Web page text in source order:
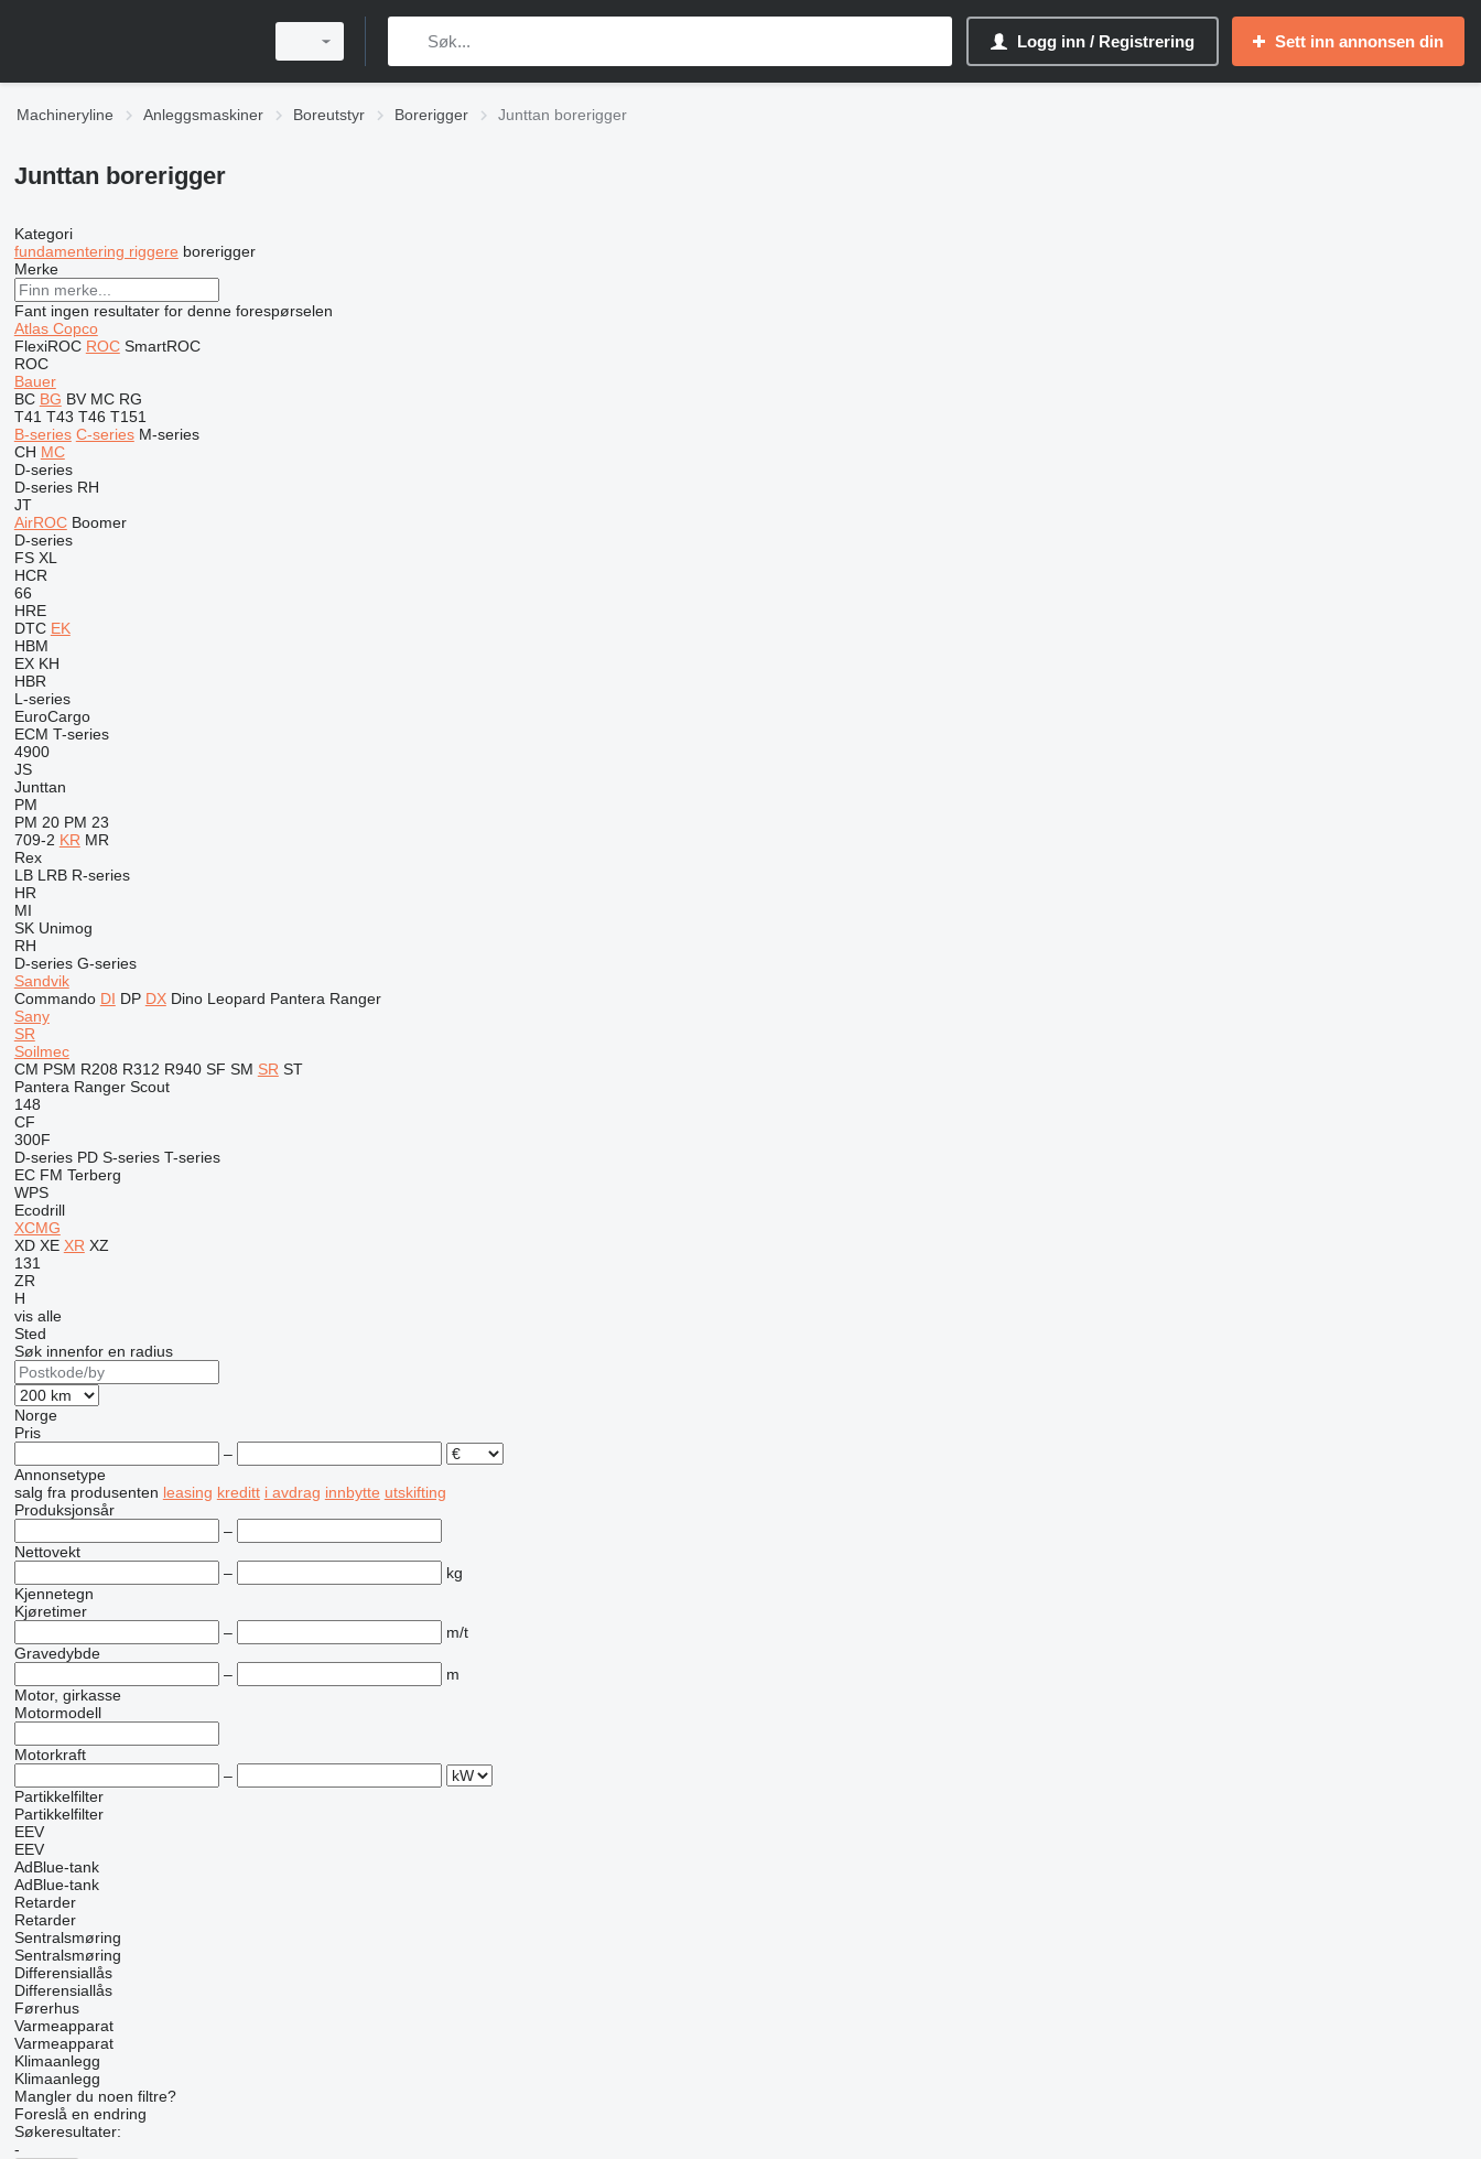
Logg inn / Registrering Sett inn annonsen din
Machineryline Anleggsmaskiner Boreutstyr Borerigger Junttan borerigger
Junttan borerigger
Kategori
fundamentering riggere borerigger
Merke
Fant ingen resultater for denne forespørselen
Atlas Copco
FlexiROC ROC SmartROC
ROC
Bauer
BC BG BV MC RG
T41 T43 T46 T151
B-series C-series M-series
CH MC
D-series
D-series RH
JT
AirROC Boomer
D-series
FS XL
HCR
66
HRE
DTC EK
HBM
EX KH
HBR
L-series
EuroCargo
ECM T-series
4900
JS
Junttan
PM
PM 20 PM 23
709-2 KR MR
Rex
LB LRB R-series
HR
MI
SK Unimog
RH
D-series G-series
Sandvik
Commando DI DP DX Dino Leopard Pantera Ranger
Sany
SR
Soilmec
CM PSM R208 R312 R940 SF SM SR ST
Pantera Ranger Scout
148
CF
300F
D-series PD S-series T-series
EC FM Terberg
WPS
Ecodrill
XCMG
XD XE XR XZ
131
ZR
H
vis alle
Sted
Søk innenfor en radius
Norge
Pris
–
Annonsetype
salg fra produsenten leasing kreditt i avdrag innbytte utskifting
Produksjonsår
–
Nettovekt
–
kg
Kjennetegn
Kjøretimer
–
m/t
Gravedybde
–
m
Motor, girkasse
Motormodell
Motorkraft
–
Partikkelfilter
Partikkelfilter
EEV
EEV
AdBlue-tank
AdBlue-tank
Retarder
Retarder
Sentralsmøring
Sentralsmøring
Differensiallås
Differensiallås
Førerhus
Varmeapparat
Varmeapparat
Klimaanlegg
Klimaanlegg
Mangler du noen filtre?
Foreslå en endring
Søkeresultater:
-